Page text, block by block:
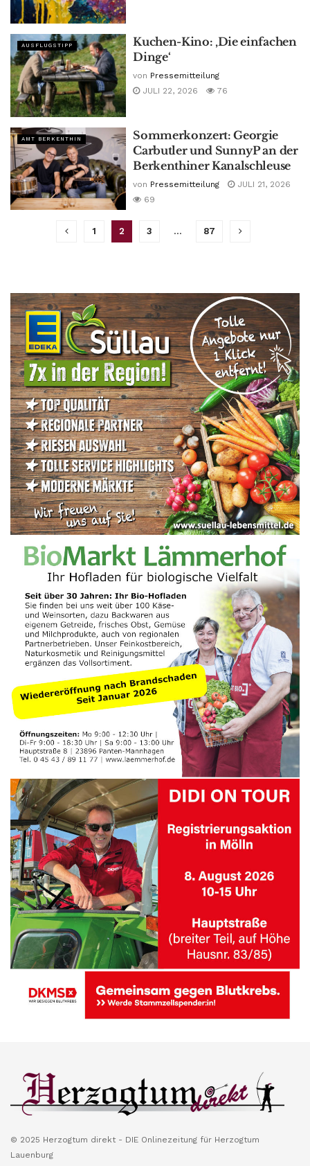
AUSFLUGSTIPP
Kuchen-Kino: ‚Die einfachen
Dinge‘
von Pressemitteilung
JULI 22, 2026
76
AMT BERKENTHIN
Sommerkonzert: Georgie
Carbutler und SunnyP an der
Berkenthiner Kanalschleuse
von Pressemitteilung
JULI 21, 2026
69
1 2 3 … 87
© 2025 Herzogtum direkt - DIE Onlinezeitung für Herzogtum
Lauenburg